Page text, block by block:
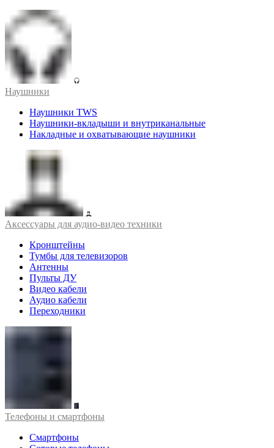
Наушники
Наушники TWS
Наушники-вкладыши и внутриканальные
Накладные и охватывающие наушники
Аксессуары для аудио-видео техники
Кронштейны
Тумбы для телевизоров
Антенны
Пульты ДУ
Видео кабели
Аудио кабели
Переходники
Телефоны и смартфоны
Смартфоны